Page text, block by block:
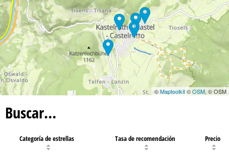
©Maptoolkit©OSM, © OSM
Buscar…
Categoría de estrellas Tasa de recomendación Precio